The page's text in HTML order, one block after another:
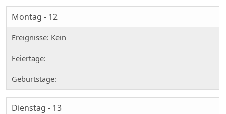
Montag - 12
Dienstag - 13